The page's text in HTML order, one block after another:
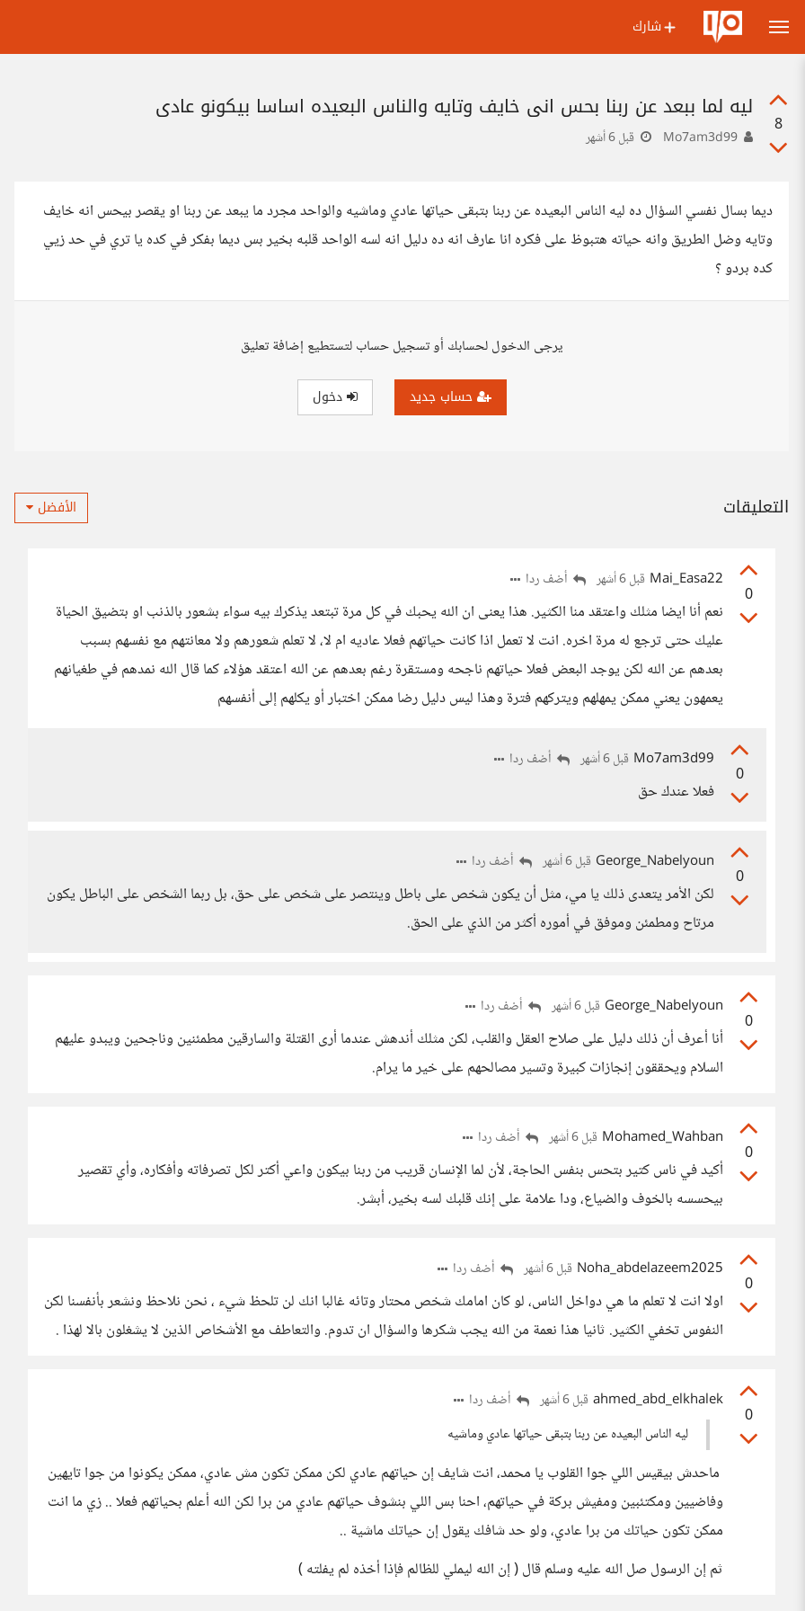
شارك
8
ليه لما ببعد عن ربنا بحس اني خايف وتايه والناس البعيده اساسا بيكونو عادي
قبل 6 أشهر
ديما بسال نفسي السؤال ده ليه الناس البعيده عن ربنا بتبقى حياتها عادي وماشيه والواحد مجرد ما يبعد عن ربنا او يقصر بيحس انه خايف
وتايه وضل الطريق وانه حياته هتبوظ على فكره انا عارف انه ده دليل انه لسه الواحد قلبه بخير بس ديما بفكر في كده يا تري في حد زيي
كده بردو ؟
يرجى الدخول لحسابك أو تسجيل حساب لتستطيع إضافة تعليق
حساب جديد دخول
التعليقات الأفضل
0
Mai_Easa22 قبل 6 أشهر أضف ردا
نعم أنا ايضا مثلك واعتقد منا الكثير. هذا يعنى ان الله يحبك في كل مرة تبتعد يذكرك بيه سواء بشعور بالذنب او بتضيق الحياة
عليك حتى ترجع له مرة اخره. انت لا تعمل اذا كانت حياتهم فعلا عاديه ام لا، لا تعلم شعورهم ولا معانتهم مع نفسهم بسبب
بعدهم عن الله لكن يوجد البعض فعلا حياتهم ناجحه ومستقرة رغم بعدهم عن الله اعتقد هؤلاء كما قال الله نمدهم في طغيانهم
يعمهون يعني ممكن يمهلهم ويتركهم فترة وهذا ليس دليل رضا ممكن اختبار أو يكلهم إلى أنفسهم
0
Mo7am3d99 قبل 6 أشهر أضف ردا
فعلا عندك حق
0
George_Nabelyoun قبل 6 أشهر أضف ردا
لكن الأمر يتعدى ذلك يا مي، مثل أن يكون شخص على باطل وينتصر على شخص على حق، بل ربما الشخص على الباطل يكون
مرتاح ومطمئن وموفق في أموره أكثر من الذي على الحق.
0
George_Nabelyoun قبل 6 أشهر أضف ردا
أنا أعرف أن ذلك دليل على صلاح العقل والقلب، لكن مثلك أندهش عندما أرى القتلة والسارقين مطمئنين وناجحين ويبدو عليهم
السلام ويحققون إنجازات كبيرة وتسير مصالحهم على خير ما يرام.
0
Mohamed_Wahban قبل 6 أشهر أضف ردا
أكيد في ناس كتير بتحس بنفس الحاجة، لأن لما الإنسان قريب من ربنا بيكون واعي أكتر لكل تصرفاته وأفكاره، وأي تقصير
بيحسسه بالخوف والضياع، ودا علامة على إنك قلبك لسه بخير، أبشر.
0
Noha_abdelazeem2025 قبل 6 أشهر أضف ردا
اولا انت لا تعلم ما هي دواخل الناس، لو كان امامك شخص محتار وتائه غالبا انك لن تلحظ شيء ، نحن نلاحظ ونشعر بأنفسنا لكن
النفوس تخفي الكثير. ثانيا هذا نعمة من الله يجب شكرها والسؤال ان تدوم. والتعاطف مع الأشخاص الذين لا يشغلون بالا لهذا .
0
ahmed_abd_elkhalek قبل 6 أشهر
أضف ردا
ليه الناس البعيده عن ربنا بتبقى حياتها عادي وماشيه
ماحدش بيقيس اللي جوا القلوب يا محمد، انت شايف إن حياتهم عادي لكن ممكن تكون مش عادي، ممكن يكونوا من جوا تايهين
وفاضيين ومكتئبين ومفيش بركة في حياتهم، احنا بس اللي بنشوف حياتهم عادي من برا لكن الله أعلم بحياتهم فعلا .. زي ما انت
ممكن تكون حياتك من برا عادي، ولو حد شافك يقول إن حياتك ماشية ..
ثم إن الرسول صل الله عليه وسلم قال ( إن الله ليملي للظالم فإذا أخذه لم يفلته )